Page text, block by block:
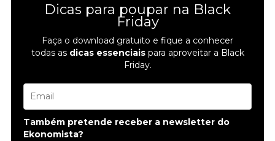
Dicas para poupar na Black
Friday
Faça o download gratuito e fique a conhecer
todas as dicas essenciaispara aproveitar a Black
Friday.
Também pretende receber a newsletter do
Ekonomista?